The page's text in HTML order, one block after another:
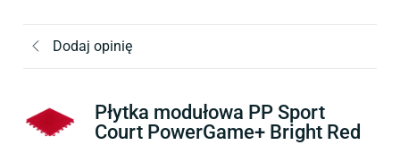
Dodaj opinię
Płytka modułowa PP Sport
Court PowerGame+ Bright Red